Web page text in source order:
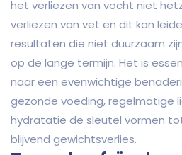
het verliezen van vocht niet
verliezen van vet en dit kan
resultaten die niet duurzaam
op de lange termijn. Het is
naar een evenwichtige
gezonde voeding, regelmatige
hydratatie de sleutel vormen
blijvend gewichtsverlies.